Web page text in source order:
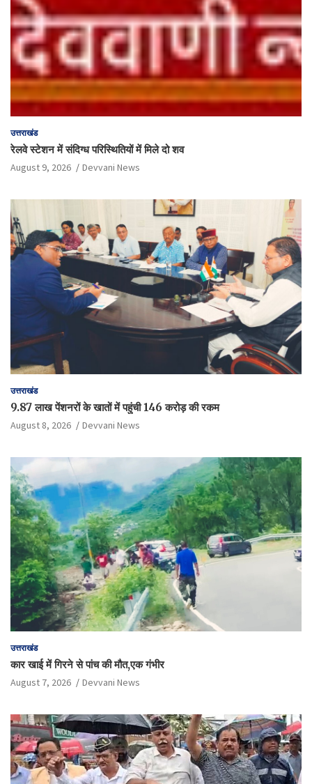
उत्तराखंड
रेलवे स्टेशन में संदिग्ध परिस्थितियों में मिले दो शव
August 9, 2026 Devvani News
उत्तराखंड
9.87 लाख पेंशनरों के खातों में पहुंची 146 करोड़ की रकम
August 8, 2026 Devvani News
उत्तराखंड
कार खाई में गिरने से पांच की मौत,एक गंभीर
August 7, 2026 Devvani News